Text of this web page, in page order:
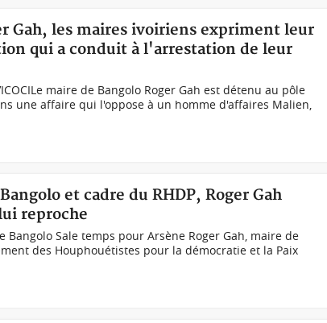
Gah, les maires ivoiriens expriment leur
qui a conduit à l'arrestation de leur
maire de Bangolo Roger Gah est détenu au pôle
une affaire qui l'oppose à un homme d'affaires Malien,
et cadre du RHDP, Roger Gah
reproche
Bangolo Sale temps pour Arsène Roger Gah, maire de
des Houphouétistes pour la démocratie et la Paix